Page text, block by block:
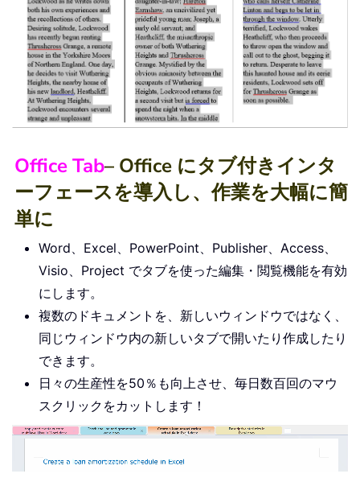
Office Tab– Office にタブ付きインタ
ーフェースを導入し、作業を大幅に簡
単に
Word、Excel、PowerPoint、Publisher、Access、
Visio、Project でタブを使った編集・閲覧機能を有効
にします。
複数のドキュメントを、新しいウィンドウではなく、
同じウィンドウ内の新しいタブで開いたり作成したり
できます。
日々の生産性を50％も向上させ、毎日数百回のマウ
スクリックをカットします！